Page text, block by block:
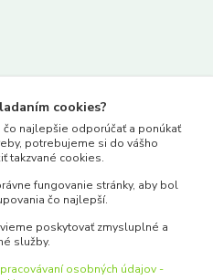
cookies?
najlepšie odporúčať a ponúkať
potrebujeme si do vášho
takzvané cookies.
fungovanie stránky, aby bol
čo najlepší.
poskytovať zmysluplné a
služby.
osobných údajov -